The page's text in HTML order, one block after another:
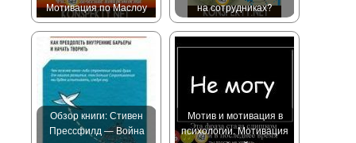
Мотивация по Маслоу
на сотрудниках?
Обзор книги: Стивен
Прессфилд — Война
Мотив и мотивация в
психологии. Мотивация